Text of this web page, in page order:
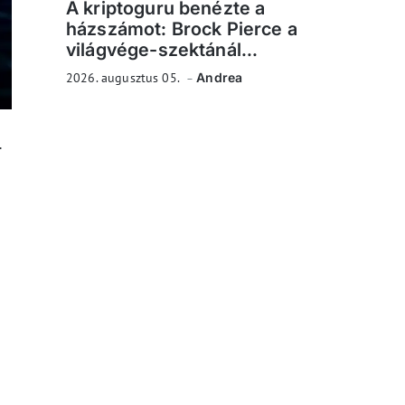
A kriptoguru benézte a
házszámot: Brock Pierce a
világvége-szektánál...
2026. augusztus 05. Andrea